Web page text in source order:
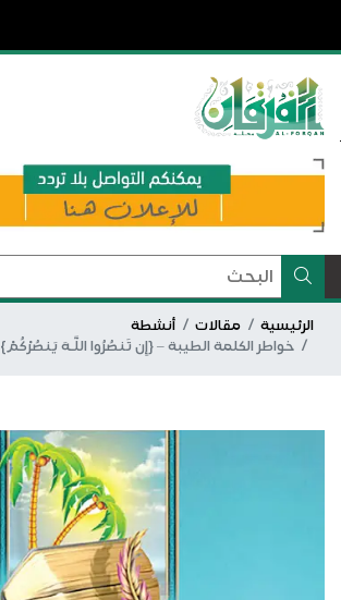
الرئيسية مقالات
أنشطة
خواطر الكلمة الطيبة – {إِن تَنصُرُوا اللَّـهَ يَنصُرْكُمْ}